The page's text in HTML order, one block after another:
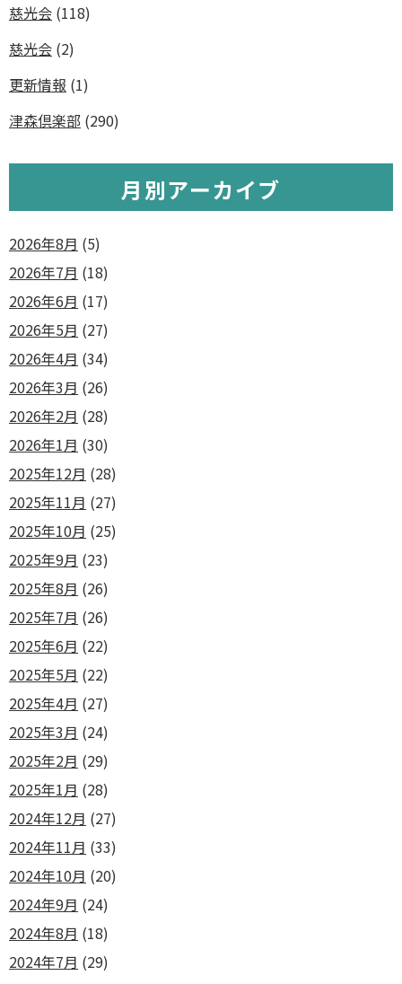
慈光会 (118)
慈光会 (2)
更新情報 (1)
津森倶楽部 (290)
月別アーカイブ
2026年8月 (5)
2026年7月 (18)
2026年6月 (17)
2026年5月 (27)
2026年4月 (34)
2026年3月 (26)
2026年2月 (28)
2026年1月 (30)
2025年12月 (28)
2025年11月 (27)
2025年10月 (25)
2025年9月 (23)
2025年8月 (26)
2025年7月 (26)
2025年6月 (22)
2025年5月 (22)
2025年4月 (27)
2025年3月 (24)
2025年2月 (29)
2025年1月 (28)
2024年12月 (27)
2024年11月 (33)
2024年10月 (20)
2024年9月 (24)
2024年8月 (18)
2024年7月 (29)